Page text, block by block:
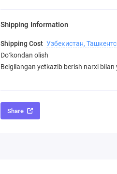
Shipping Information
Shipping Cost Узбекистан,
Doʻkondan olish
Belgilangan yetkazib berish narxi bilan
Share